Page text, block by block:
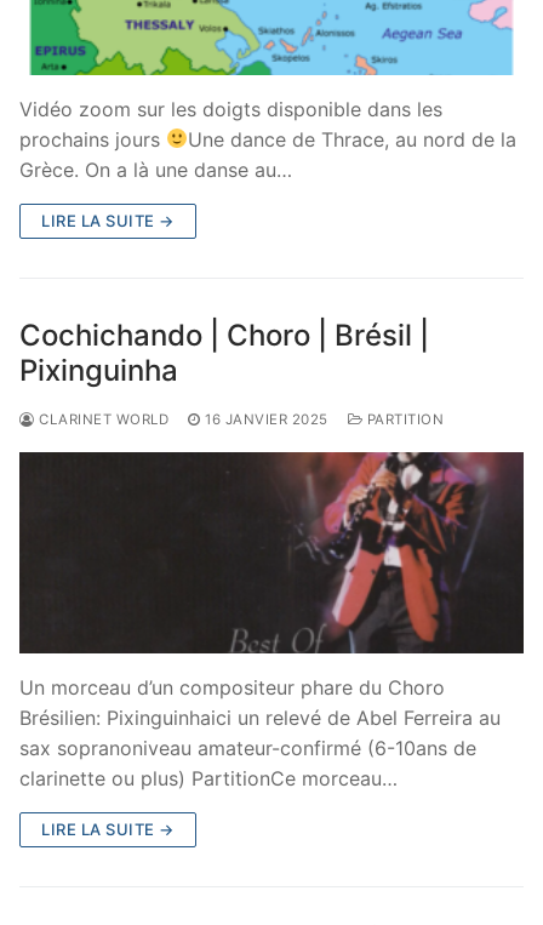
Vidéo zoom sur les doigts disponible dans les
prochains jours
Une dance de Thrace, au nord de la
Grèce. On a là une danse au…
LIRE LA SUITE →
Cochichando | Choro | Brésil |
Pixinguinha
CLARINET WORLD 16 JANVIER 2025 PARTITION
Un morceau d’un compositeur phare du Choro
Brésilien: Pixinguinhaici un relevé de Abel Ferreira au
sax sopranoniveau amateur-confirmé (6-10ans de
clarinette ou plus) PartitionCe morceau…
LIRE LA SUITE →